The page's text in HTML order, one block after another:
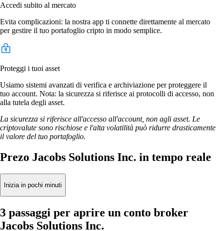
Accedi subito al mercato
Evita complicazioni: la nostra app ti connette direttamente al mercato
per gestire il tuo portafoglio cripto in modo semplice.
Proteggi i tuoi asset
Usiamo sistemi avanzati di verifica e archiviazione per proteggere il
tuo account. Nota: la sicurezza si riferisce ai protocolli di accesso, non
alla tutela degli asset.
La sicurezza si riferisce all'accesso all'account, non agli asset. Le
criptovalute sono rischiose e l'alta volatilità può ridurre drasticamente
il valore del tuo portafoglio.
Prezo Jacobs Solutions Inc. in tempo reale
Inizia in pochi minuti
3 passaggi per aprire un conto broker
Jacobs Solutions Inc.